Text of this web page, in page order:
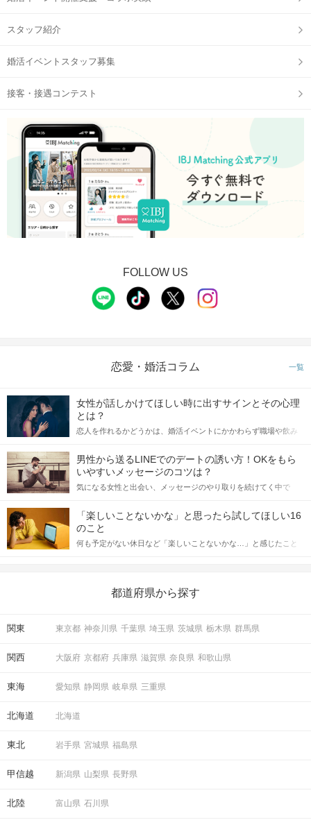
スタッフ紹介
婚活イベントスタッフ募集
接客・接遇コンテスト
FOLLOW US
恋愛・婚活コラム 一覧
女性が話しかけてほしい時に出すサインとその心理
とは？
恋人を作れるかどうかは、婚活イベントにかかわらず職場や飲み
てアプローチできるかにも左右されます。 これから恋人作りを本
格的に始めようとしている方は、女性が異性を求めて出すサイン
をしっかりと理解し、正しい行動に移せるかどうかが重要。 この
記事では、女性が話しかけて欲しい時に出すサインとその心理を
合にどのような行動に繋げるべきかをご紹介していきます。
男性から送るLINEでのデートの誘い方！OKをもら
いやすいメッセージのコツは？
気になる女性と出会い、メッセージのやり取りを続けてく中で
しかし、中には「どう誘ったらいいの？」とお困りの男性もいら
っしゃるのではないでしょうか。 そこで今回は、男性から女性へ
送るLINEでのデートの誘い方のコツをご紹介します。例文も混じ
えながら解説するので、ぜひ参考にしてください。
「楽しいことないかな」と思ったら試してほしい16
のこと
何も予定がない休日など「楽しいことないかな…」と感じたこと
の楽しいことアイデアを集めました♪ いままさに楽しいことを探し
都道府県から探す
関東 東京都 神奈川県 千葉県 埼玉県 茨城県 栃木県 群馬県
関西 大阪府 京都府 兵庫県 滋賀県 奈良県 和歌山県
東海 愛知県 静岡県 岐阜県 三重県
北海道 北海道
東北 岩手県 宮城県 福島県
甲信越 新潟県 山梨県 長野県
北陸 富山県 石川県